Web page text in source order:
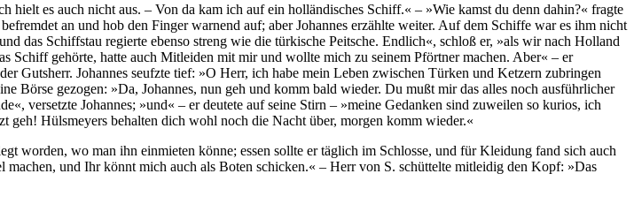
hielt es auch nicht aus. – Von da kam ich auf ein holländisches Schiff.« – »Wie kamst du denn dahin?« fragte
an und hob den Finger warnend auf; aber Johannes erzählte weiter. Auf dem Schiffe war es ihm nicht
das Schiffstau regierte ebenso streng wie die türkische Peitsche. Endlich«, schloß er, »als wir nach Holland
gehörte, hatte auch Mitleiden mit mir und wollte mich zu seinem Pförtner machen. Aber« – er
Gutsherr. Johannes seufzte tief: »O Herr, ich habe mein Leben zwischen Türken und Ketzern zubringen
Börse gezogen: »Da, Johannes, nun geh und komm bald wieder. Du mußt mir das alles noch ausführlicher
versetzte Johannes; »und« – er deutete auf seine Stirn – »meine Gedanken sind zuweilen so kurios, ich
geh! Hülsmeyers behalten dich wohl noch die Nacht über, morgen komm wieder.«
worden, wo man ihn einmieten könne; essen sollte er täglich im Schlosse, und für Kleidung fand sich auch
und Ihr könnt mich auch als Boten schicken.« – Herr von S. schüttelte mitleidig den Kopf: »Das